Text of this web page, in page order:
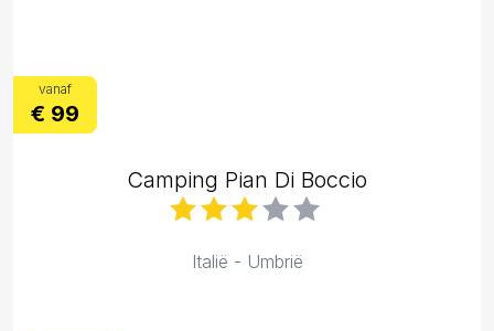
vanaf
€ 99
Camping Pian Di Boccio
Italië - Umbrië